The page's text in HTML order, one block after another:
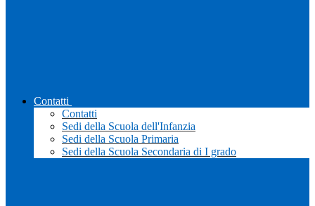
Contatti
Contatti
Sedi della Scuola dell'Infanzia
Sedi della Scuola Primaria
Sedi della Scuola Secondaria di I grado